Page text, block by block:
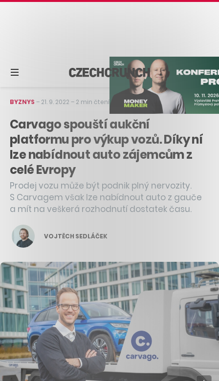
BYZNYS – 21. 9. 2022 – 2 min čtení
Carvago spouští aukční
platformu pro výkup vozů. Díky ní
lze nabídnout auto zájemcům z
celé Evropy
Prodej vozu může být podnik plný nervozity.
S Carvagem však lze nabídnout auto z gauče
a mít na veškerá rozhodnutí dostatek času.
VOJTĚCH SEDLÁČEK